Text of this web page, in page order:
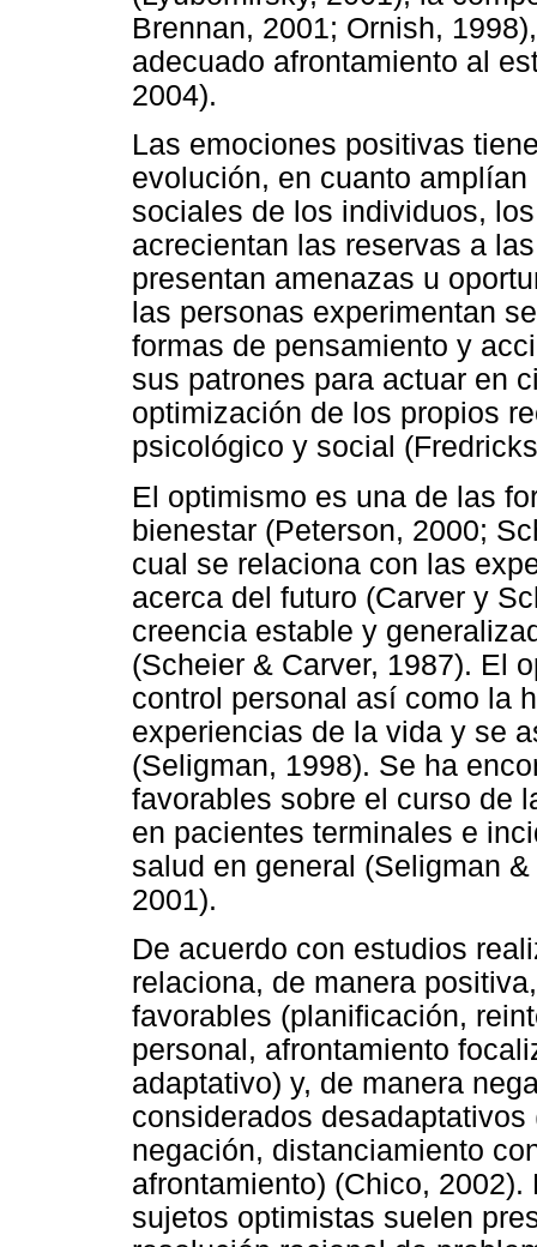
Brennan, 2001; Ornish,
adecuado afrontamiento al
2004).
Las emociones positivas
evolución, en cuanto
sociales de los individuos,
acrecientan las reservas a
presentan amenazas u
las personas experimentan
formas de pensamiento y
sus patrones para actuar en
optimización de los propios
psicológico y social
El optimismo es una de las
bienestar (Peterson, 2000;
cual se relaciona con las
acerca del futuro (Carver y
creencia estable y
(Scheier & Carver, 1987). El
control personal así como la
experiencias de la vida y se
(Seligman, 1998). Se ha
favorables sobre el curso de
en pacientes terminales e
salud en general (Seligman
2001).
De acuerdo con estudios
relaciona, de manera
favorables (planificación,
personal, afrontamiento
adaptativo) y, de manera
considerados
negación, distanciamiento
afrontamiento) (Chico,
sujetos optimistas suelen